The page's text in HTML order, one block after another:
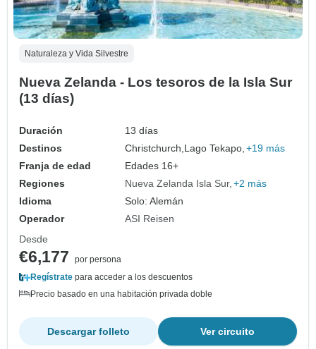
Naturaleza y Vida Silvestre
Nueva Zelanda - Los tesoros de la Isla Sur
(13 días)
Duración
13 días
Destinos
Christchurch,Lago Tekapo, +19 más
Franja de edad
Edades 16+
Regiones
Nueva Zelanda Isla Sur +2 más
Idioma
Solo: Alemán
Operador
ASI Reisen
Desde
€6,177
por persona
Regístrate para acceder a los descuentos
Precio basado en una habitación privada doble
Ver circuito
Descargar folleto